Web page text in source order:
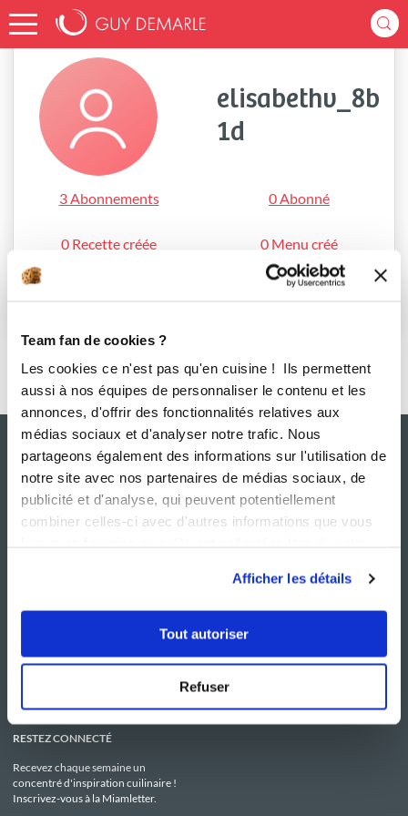
Team fan de cookies ?
Les cookies ce n'est pas qu'en cuisine ! Ils permettent
aussi à nos équipes de personnaliser le contenu et les
annonces, d'offrir des fonctionnalités relatives aux
médias sociaux et d'analyser notre trafic. Nous
partageons également des informations sur l'utilisation de
notre site avec nos partenaires de médias sociaux, de
publicité et d'analyse, qui peuvent potentiellement
combiner celles-ci avec d'autres informations que vous
Afficher les détails
Tout autoriser
Refuser
Accueil elisabethv_8b1d
elisabethv_8b
1d
3 Abonnements 0 Abonné
0 Recette créée 0 Menu créé
Le Mag'
Boutique
C.G.U
Politique de confidentialité
Utilisation des Cookies
RESTEZ CONNECTÉ
Recevez chaque semaine un
concentré d'inspiration cuilinaire !
Inscrivez-vous à la Miamletter.